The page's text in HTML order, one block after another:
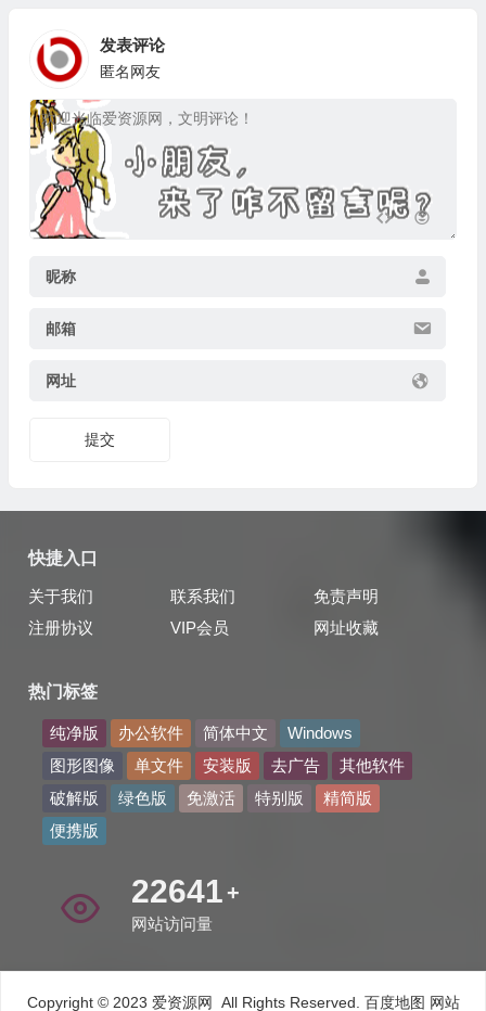
发表评论
匿名网友
昵称
邮箱
网址
提交
快捷入口
关于我们 联系我们
免责声明
注册协议
VIP会员 网址收藏
热门标签
纯净版 办公软件 简体中文
Windows
图形图像
单文件 安装版 去广告
其他软件
破解版
绿色版 免激活 特别版
精简版
便携版
31701 +
网站访问量
Copyright © 2023 爱资源网 All Rights Reserved. 百度地图 网站